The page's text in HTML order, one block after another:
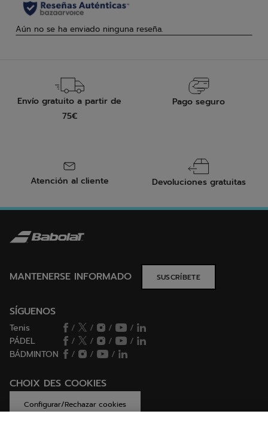
Envío gratuito a partir de
75€
Pago seguro
Atención al cliente Devoluciones gratuitas
MANTENERSE INFORMADO SUSCRÍBETE
SÍGUENOS
Tenis / / /
/
PÁDEL
/ / /
/
BÁDMINTON
/ / /
CHOIX DES COOKIES
Configurar/Rechazar cookies